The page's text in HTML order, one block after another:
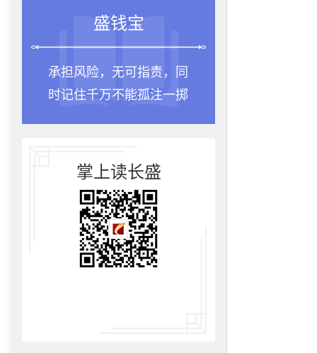
盛钱宝
承担风险，无可指责，同
时记住千万不能孤注一掷
掌上读长盛